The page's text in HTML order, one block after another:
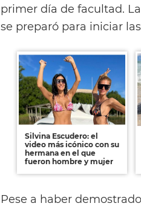
primer día de facultad.
se preparó para iniciar
Silvina Escudero: el
video más icónico con su
hermana en el que
fueron hombre y mujer
Pese a haber